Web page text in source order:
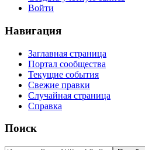
Войти
Навигация
Заглавная страница
Портал сообщества
Текущие события
Свежие правки
Случайная страница
Справка
Поиск